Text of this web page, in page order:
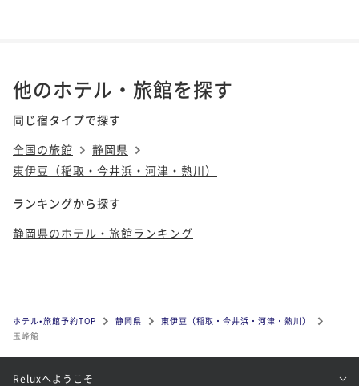
他のホテル・旅館を探す
同じ宿タイプで探す
全国の旅館
静岡県
東伊豆（稲取・今井浜・河津・熱川）
ランキングから探す
静岡県のホテル・旅館ランキング
ホテル•旅館予約TOP 静岡県
東伊豆（稲取・今井浜・河津・熱川）
玉峰館
Reluxへようこそ